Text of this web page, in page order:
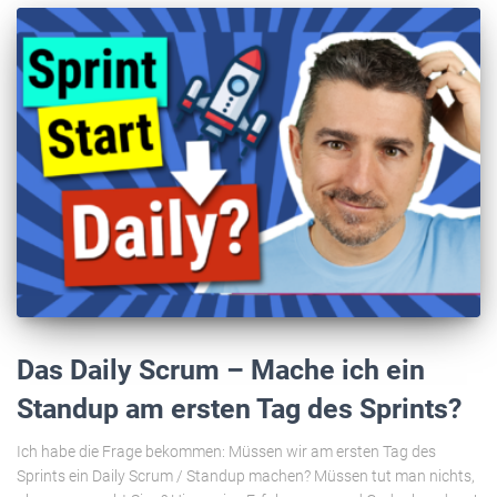
Das Daily Scrum – Mache ich ein
Standup am ersten Tag des Sprints?
Ich habe die Frage bekommen: Müssen wir am ersten Tag des
Sprints ein Daily Scrum / Standup machen? Müssen tut man nichts,